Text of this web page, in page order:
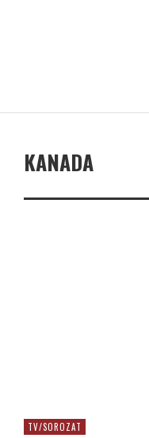
KANADA
TV/SOROZAT